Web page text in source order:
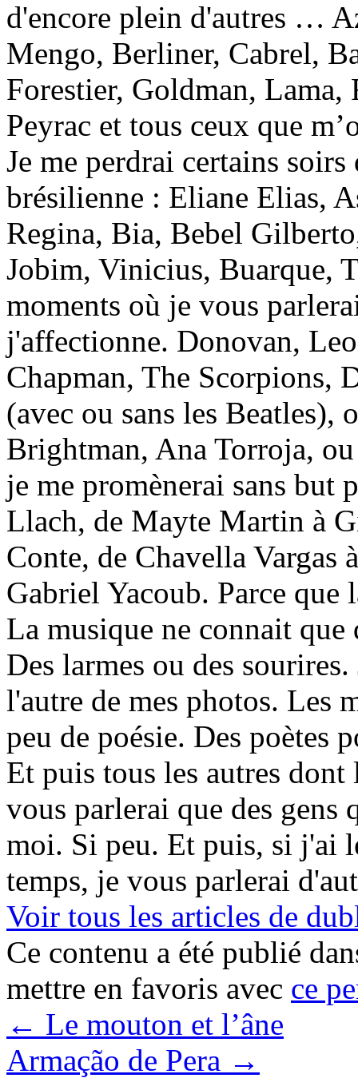
d'encore plein d'autres …
Mengo, Berliner, Cabrel,
Forestier, Goldman, Lama,
Peyrac et tous ceux que
Je me perdrai certains
brésilienne : Eliane Elias,
Regina, Bia, Bebel
Jobim, Vinicius, Buarque,
moments où je vous
j'affectionne. Donovan,
Chapman, The Scorpions,
(avec ou sans les Beatles),
Brightman, Ana Torroja,
je me promènerai sans but
Llach, de Mayte Martin à
Conte, de Chavella Vargas
Gabriel Yacoub. Parce que
La musique ne connait que
Des larmes ou des
l'autre de mes photos. Les
peu de poésie. Des poètes
Et puis tous les autres dont
vous parlerai que des gens
moi. Si peu. Et puis, si j'ai
temps, je vous parlerai
Voir tous les articles de
Ce contenu a été publié
mettre en favoris avec ce
← Le mouton et l’âne
Armação de Pera →